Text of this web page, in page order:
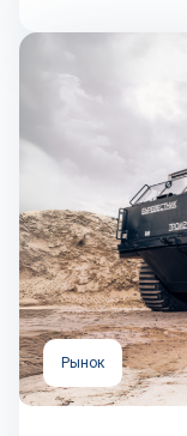
Рынок